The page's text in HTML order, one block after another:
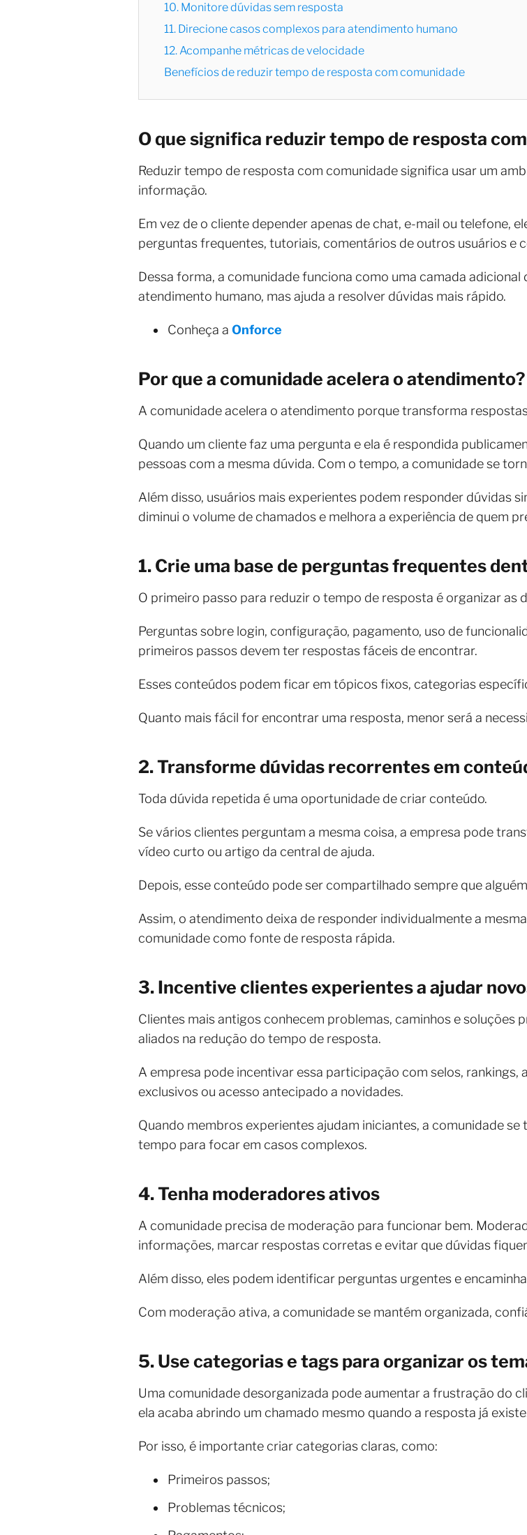
10. Monitore dúvidas sem resposta
11. Direcione casos complexos para atendimento humano
12. Acompanhe métricas de velocidade
Benefícios de reduzir tempo de resposta com comunidade
O que significa reduzir tempo de resposta
Reduzir tempo de resposta com comunidade significa usar um
informação.
Em vez de o cliente depender apenas de chat, e-mail ou telefone,
perguntas frequentes, tutoriais, comentários de outros usuários e
Dessa forma, a comunidade funciona como uma camada
atendimento humano, mas ajuda a resolver dúvidas mais rápido.
Conheça a Onforce
Por que a comunidade acelera o atendimento?
A comunidade acelera o atendimento porque transforma
Quando um cliente faz uma pergunta e ela é respondida
pessoas com a mesma dúvida. Com o tempo, a comunidade se
Além disso, usuários mais experientes podem responder dúvidas
diminui o volume de chamados e melhora a experiência de quem
1. Crie uma base de perguntas frequentes
O primeiro passo para reduzir o tempo de resposta é organizar as
Perguntas sobre login, configuração, pagamento, uso de
primeiros passos devem ter respostas fáceis de encontrar.
Esses conteúdos podem ficar em tópicos fixos, categorias
Quanto mais fácil for encontrar uma resposta, menor será a
2. Transforme dúvidas recorrentes em
Toda dúvida repetida é uma oportunidade de criar conteúdo.
Se vários clientes perguntam a mesma coisa, a empresa pode
vídeo curto ou artigo da central de ajuda.
Depois, esse conteúdo pode ser compartilhado sempre que
Assim, o atendimento deixa de responder individualmente a
comunidade como fonte de resposta rápida.
3. Incentive clientes experientes a ajudar
Clientes mais antigos conhecem problemas, caminhos e soluções
aliados na redução do tempo de resposta.
A empresa pode incentivar essa participação com selos,
exclusivos ou acesso antecipado a novidades.
Quando membros experientes ajudam iniciantes, a comunidade
tempo para focar em casos complexos.
4. Tenha moderadores ativos
A comunidade precisa de moderação para funcionar bem.
informações, marcar respostas corretas e evitar que dúvidas
Além disso, eles podem identificar perguntas urgentes e
Com moderação ativa, a comunidade se mantém organizada,
5. Use categorias e tags para organizar os
Uma comunidade desorganizada pode aumentar a frustração do
ela acaba abrindo um chamado mesmo quando a resposta já
Por isso, é importante criar categorias claras, como:
Primeiros passos;
Problemas técnicos;